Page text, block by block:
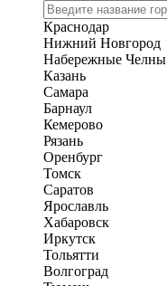
Краснодар
Нижний Новгород
Набережные Челны
Казань
Самара
Барнаул
Кемерово
Рязань
Оренбург
Томск
Саратов
Ярославль
Хабаровск
Иркутск
Тольятти
Волгоград